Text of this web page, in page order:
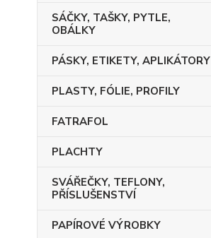
SÁČKY, TAŠKY, PYTLE,
OBÁLKY
PÁSKY, ETIKETY, APLIKÁTORY
PLASTY, FÓLIE, PROFILY
FATRAFOL
PLACHTY
SVÁŘEČKY, TEFLONY,
PŘÍSLUŠENSTVÍ
PAPÍROVÉ VÝROBKY